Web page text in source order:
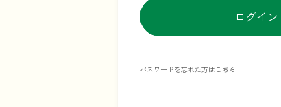
ログイン
パスワードを忘れた方はこちら